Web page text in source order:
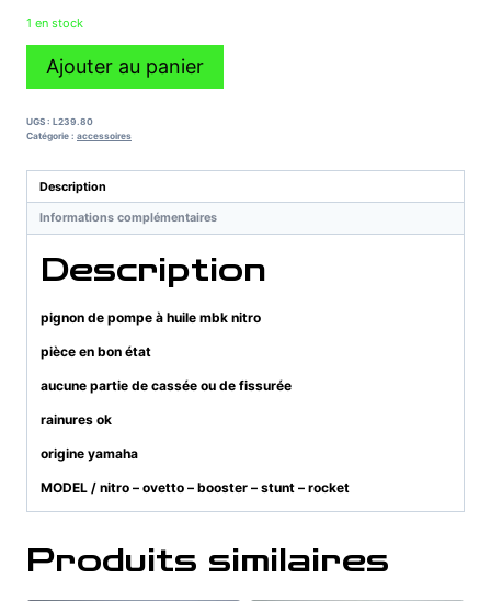
1 en stock
quantité
de
pompe
huile
mbk
nitro
Ajouter au panier
UGS : L239.80
Catégorie : accessoires
Description
Informations complémentaires
Description
pignon de pompe à huile mbk nitro
pièce en bon état
aucune partie de cassée ou de fissurée
rainures ok
origine yamaha
MODEL / nitro – ovetto – booster – stunt – rocket
Produits similaires